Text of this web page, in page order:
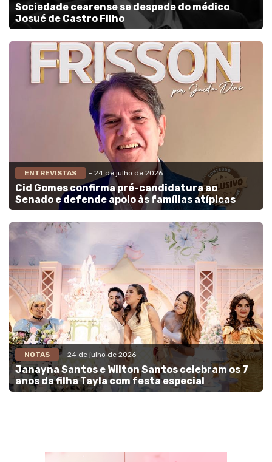
Sociedade cearense se despede do médico
Josué de Castro Filho
ENTREVISTAS - 24 de julho de 2026
Cid Gomes confirma pré-candidatura ao
Senado e defende apoio às famílias atípicas
NOTAS - 24 de julho de 2026
Janayna Santos e Wilton Santos celebram os 7
anos da filha Tayla com festa especial